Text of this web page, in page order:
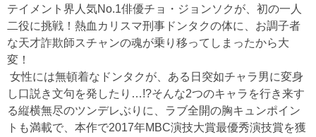
テイメント界人気No.1俳優チョ・ジョンソクが、初の一人
二役に挑戦！熱血カリスマ刑事ドンタクの体に、お調子者
な天才詐欺師スチャンの魂が乗り移ってしまったから大
変！
女性には無頓着なドンタクが、ある日突如チャラ男に変身
し口説き文句を発したり…!?そんな2つのキャラを行き来す
る縦横無尽のツンデレぶりに、ラブ全開の胸キュンポイン
トも満載で、本作で2017年MBC演技大賞最優秀演技賞を獲